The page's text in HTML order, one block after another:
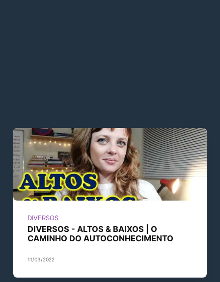
DIVERSOS
DIVERSOS - ALTOS & BAIXOS | O
CAMINHO DO AUTOCONHECIMENTO
11/03/2022